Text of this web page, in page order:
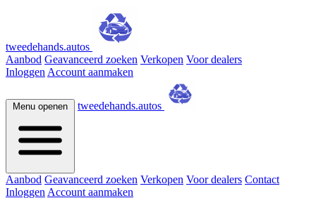
tweedehands.autos
Aanbod Geavanceerd zoeken Verkopen Voor dealers
Inloggen Account aanmaken
Menu openen tweedehands.autos
Aanbod Geavanceerd zoeken Verkopen Voor dealers Contact
Inloggen Account aanmaken